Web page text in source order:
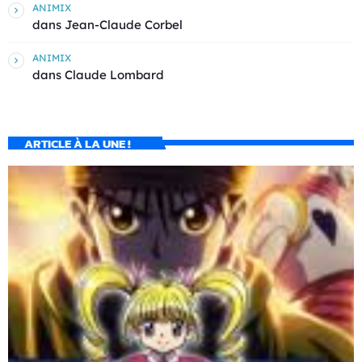
ANIMIX
dans Jean-Claude Corbel
ANIMIX
dans Claude Lombard
ARTICLE À LA UNE !